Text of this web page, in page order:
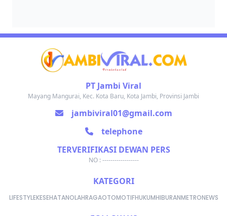
PT Jambi Viral
Mayang Mangurai, Kec. Kota Baru, Kota Jambi, Provinsi Jambi
jambiviral01@gmail.com
telephone
TERVERIFIKASI DEWAN PERS
NO : ------------------
KATEGORI
LIFESTYLEKESEHATANOLAHRAGAOTOMOTIFHUKUMHIBURANMETRONEWS